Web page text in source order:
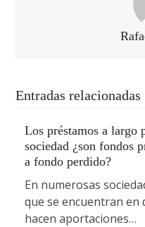
Entradas relacionadas
Los préstamos a largo
sociedad ¿son fondos
a fondo perdido?
En numerosas
que se encuentran en
hacen aportaciones…